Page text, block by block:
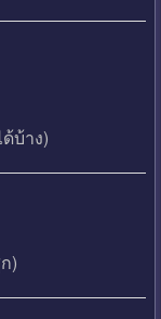
บ้าง)
)